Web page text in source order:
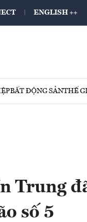
ENGLISH ++
BẤT ĐỘNG SẢNTHẾ
Trung
số 5